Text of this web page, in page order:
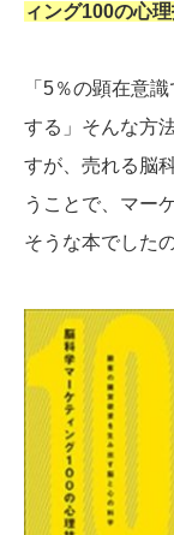
ィング100の心理
「5％の顕在意
する」そんな方
すが、売れる脳
うことで、マー
そうな本でした